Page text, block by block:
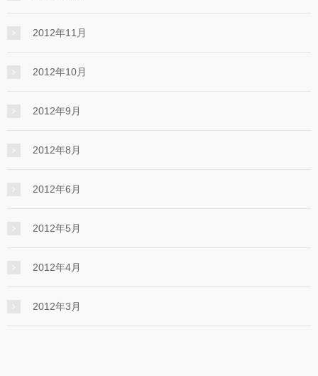
2012年11月
2012年10月
2012年9月
2012年8月
2012年6月
2012年5月
2012年4月
2012年3月